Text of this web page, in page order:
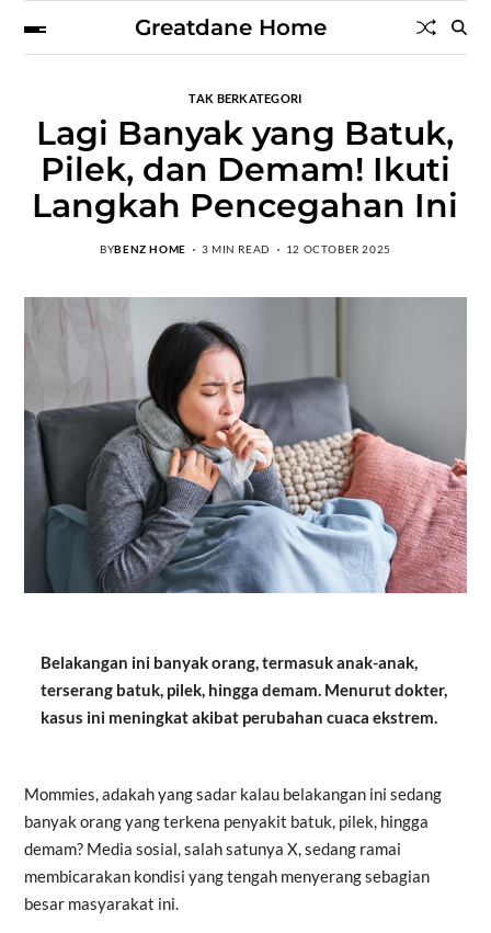
Greatdane Home
TAK BERKATEGORI
Lagi Banyak yang Batuk,
Pilek, dan Demam! Ikuti
Langkah Pencegahan Ini
BYBENZ HOME 3 MIN READ 12 OCTOBER 2025
Belakangan ini banyak orang, termasuk anak-anak,
terserang batuk, pilek, hingga demam. Menurut dokter,
kasus ini meningkat akibat perubahan cuaca ekstrem.
Mommies, adakah yang sadar kalau belakangan ini sedang
banyak orang yang terkena penyakit batuk, pilek, hingga
demam? Media sosial, salah satunya X, sedang ramai
membicarakan kondisi yang tengah menyerang sebagian
besar masyarakat ini.